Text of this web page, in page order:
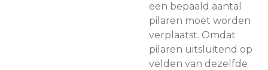
een bepaald aantal
pilaren moet worden
verplaatst. Omdat
pilaren uitsluitend op
velden van dezelfde